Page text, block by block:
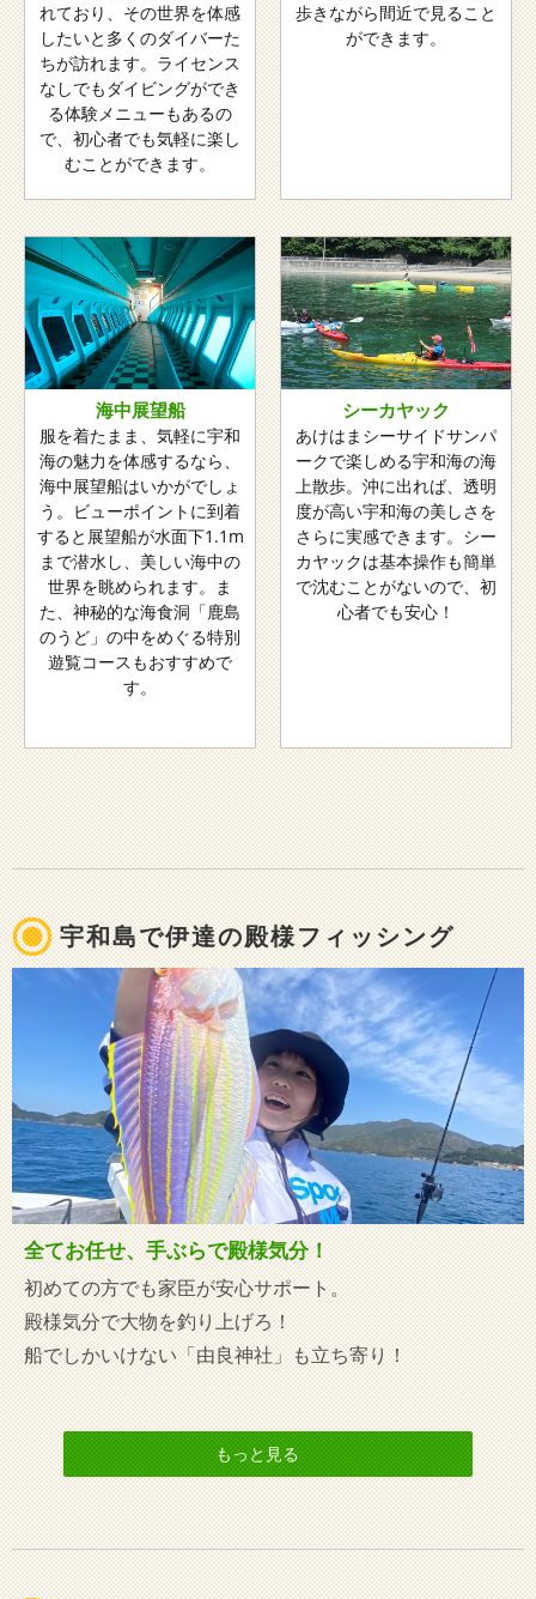
れており、その世界を体感
したいと多くのダイバーた
ちが訪れます。ライセンス
なしでもダイビングができ
る体験メニューもあるの
で、初心者でも気軽に楽し
むことができます。
歩きながら間近で見ること
ができます。
海中展望船
服を着たまま、気軽に宇和
海の魅力を体感するなら、
海中展望船はいかがでしょ
う。ビューポイントに到着
すると展望船が水面下1.1m
まで潜水し、美しい海中の
世界を眺められます。ま
た、神秘的な海食洞「鹿島
のうど」の中をめぐる特別
遊覧コースもおすすめで
す。
シーカヤック
あけはまシーサイドサンパ
ークで楽しめる宇和海の海
上散歩。沖に出れば、透明
度が高い宇和海の美しさを
さらに実感できます。シー
カヤックは基本操作も簡単
で沈むことがないので、初
心者でも安心！
宇和島で伊達の殿様フィッシング
全てお任せ、手ぶらで殿様気分！
初めての方でも家臣が安心サポート。
殿様気分で大物を釣り上げろ！
船でしかいけない「由良神社」も立ち寄り！
もっと見る